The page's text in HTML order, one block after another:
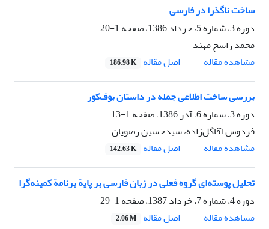
ساخت ناگذرا در فارسی
دوره 3، شماره 5، خرداد 1386، صفحه
1-20
محمد راسخ مهند
مشاهده مقاله
اصل مقاله 186.98 K
بررسی ساخت اطلاعی جمله در داستان بوف‌کور
دوره 3، شماره 6، آذر 1386، صفحه
1-13
فردوس آقاگل‌زاده، سیدحسین رضویان
مشاهده مقاله
اصل مقاله 142.63 K
تحلیل پوسته‌ای گروه فعلی در زبان فارسی بر پایة برنامة کمینه‌گرا
دوره 4، شماره 7، خرداد 1387، صفحه
1-29
مشاهده مقاله
اصل مقاله 2.06 M